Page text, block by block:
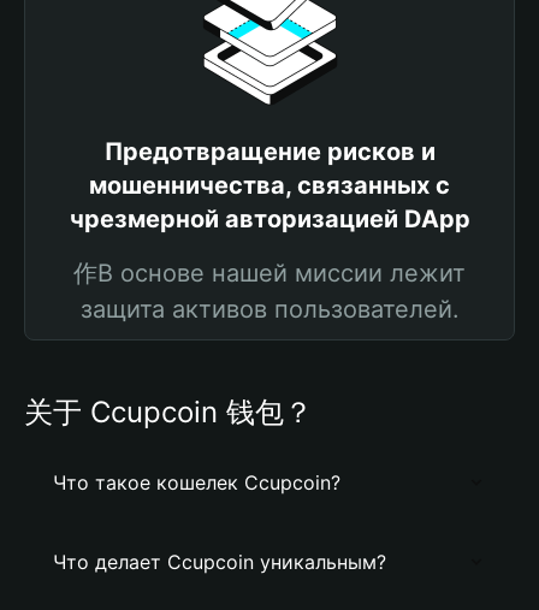
Предотвращение рисков и
мошенничества, связанных с
чрезмерной авторизацией DApp
作В основе нашей миссии лежит
защита активов пользователей.
关于 Ccupcoin 钱包？
Что такое кошелек Ccupcoin?
Что делает Ccupcoin уникальным?